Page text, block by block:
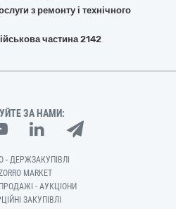
з ремонту і технічного
частина 2142
ЗА НАМИ:
- ДЕРЖЗАКУПІВЛІ
MARKET
- АУКЦІОНИ
ЗАКУПІВЛІ